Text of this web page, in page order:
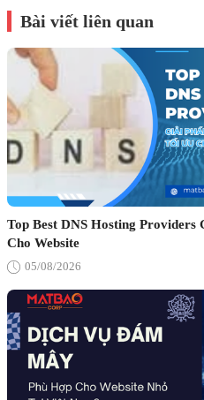
Bài viết liên quan
Top Best DNS Hosting Providers
Cho Website
05/08/2026